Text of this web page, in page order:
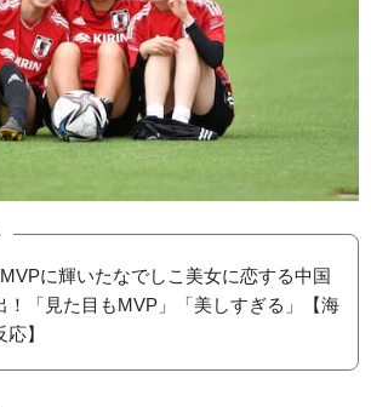
に輝いたなでしこ美女に恋する中国
！「見た目もMVP」「美しすぎる」【海
】